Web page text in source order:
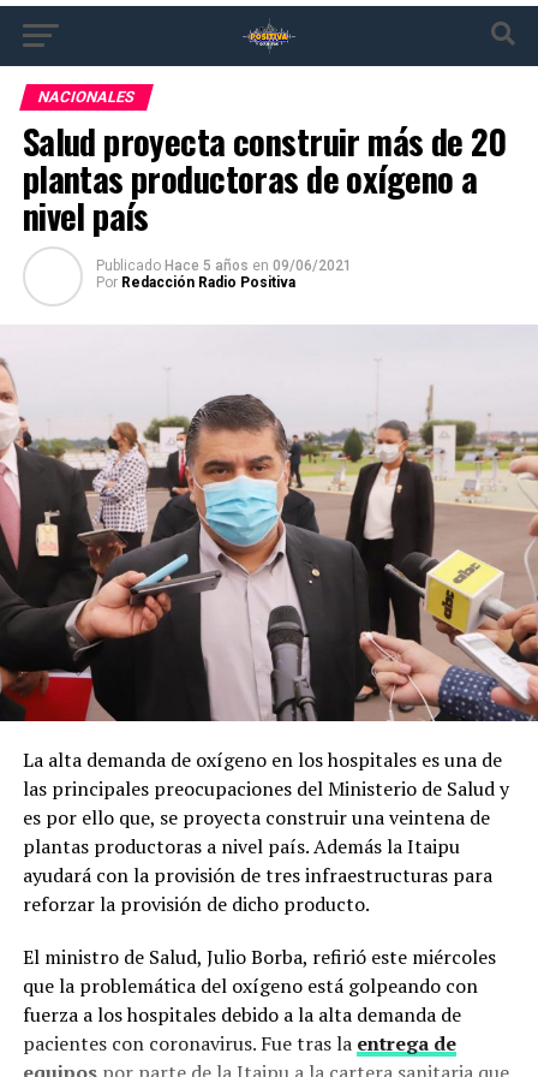
NACIONALES
Salud proyecta construir más de 20
plantas productoras de oxígeno a
nivel país
Publicado Hace 5 años en 09/06/2021
Por Redacción Radio Positiva
La alta demanda de oxígeno en los hospitales es una de
las principales preocupaciones del Ministerio de Salud y
es por ello que, se proyecta construir una veintena de
plantas productoras a nivel país. Además la Itaipu
ayudará con la provisión de tres infraestructuras para
reforzar la provisión de dicho producto.
El ministro de Salud, Julio Borba, refirió este miércoles
que la problemática del oxígeno está golpeando con
fuerza a los hospitales debido a la alta demanda de
pacientes con coronavirus. Fue tras la entrega de